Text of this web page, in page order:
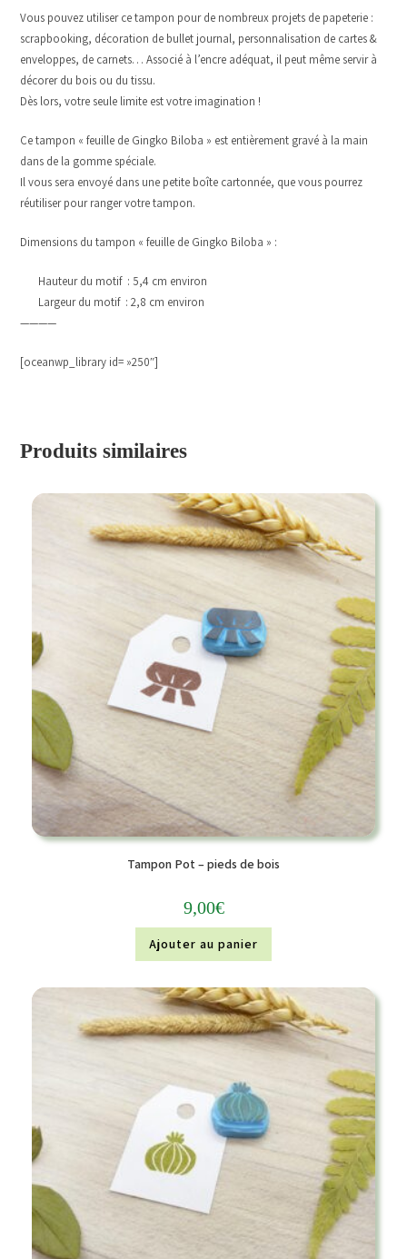
Vous pouvez utiliser ce tampon pour de nombreux projets de papeterie :
scrapbooking, décoration de bullet journal, personnalisation de cartes &
enveloppes, de carnets… Associé à l’encre adéquat, il peut même servir à
décorer du bois ou du tissu.
Dès lors, votre seule limite est votre imagination !
Ce tampon « feuille de Gingko Biloba » est entièrement gravé à la main
dans de la gomme spéciale.
Il vous sera envoyé dans une petite boîte cartonnée, que vous pourrez
réutiliser pour ranger votre tampon.
Dimensions du tampon « feuille de Gingko Biloba » :
Hauteur du motif : 5,4 cm environ
Largeur du motif : 2,8 cm environ
————
[oceanwp_library id= »250″]
Produits similaires
Tampon Pot – pieds de bois
9,00€
Ajouter au panier